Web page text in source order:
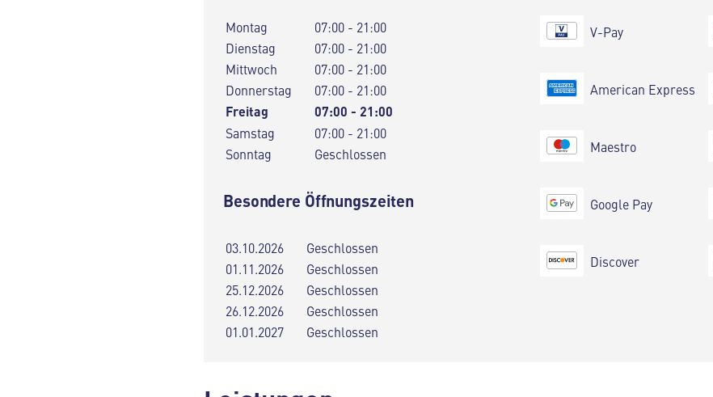
Montag
07:00 - 21:00
Dienstag
07:00 - 21:00
Mittwoch
07:00 - 21:00
Donnerstag
07:00 - 21:00
Freitag 07:00 - 21:00
Samstag
07:00 - 21:00
Sonntag
Geschlossen
Besondere Öffnungszeiten
03.10.2026
Geschlossen
01.11.2026
Geschlossen
25.12.2026
Geschlossen
26.12.2026
Geschlossen
01.01.2027
Geschlossen
V-Pay
American Express
Maestro
Google Pay
Discover